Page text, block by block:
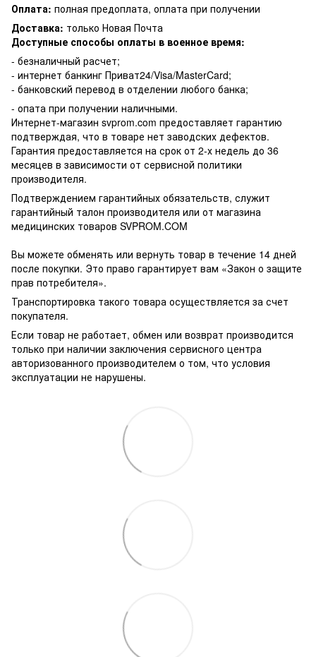
Оплата: полная предоплата, оплата при получении
Доставка: только Новая Почта
Доступные способы оплаты в военное время:
- безналичный расчет;
- интернет банкинг Приват24/Visa/MasterCard;
- банковский перевод в отделении любого банка;
- опата при получении наличными.
Интернет-магазин svprom.com предоставляет гарантию
подтверждая, что в товаре нет заводских дефектов.
Гарантия предоставляется на срок от 2-х недель до 36
месяцев в зависимости от сервисной политики
производителя.
Подтверждением гарантийных обязательств, служит
гарантийный талон производителя или от магазина
медицинских товаров SVPROM.COM
Вы можете обменять или вернуть товар в течение 14 дней
после покупки. Это право гарантирует вам «Закон о защите
прав потребителя».
Транспортировка такого товара осуществляется за счет
покупателя.
Если товар не работает, обмен или возврат производится
только при наличии заключения сервисного центра
авторизованного производителем о том, что условия
эксплуатации не нарушены.